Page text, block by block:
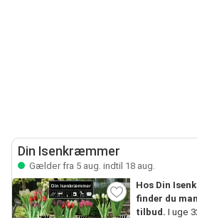
Din Isenkræmmer
Gælder fra 5 aug. indtil 18 aug.
Hos Din
finder du
tilbud. I uge